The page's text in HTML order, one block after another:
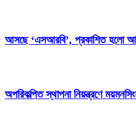
আসছে ‘এসআরবি’, প্রকাশিত হলো
অপরিকল্পিত স্থাপনা নিয়ন্ত্রণে